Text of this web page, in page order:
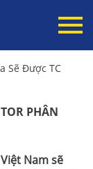
Sẽ Được TC
PHÂN
Nam sẽ